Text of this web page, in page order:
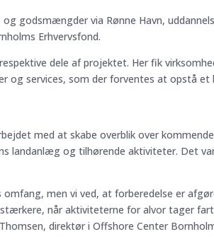
godsmængder via Rønne Havn,
Erhvervsfond.
dele af projektet. Her fik
og services, som der forventes at opstå
med at skabe overblik over
landanlæg og tilhørende aktiviteter. Det
men vi ved, at forberedelse er
når aktiviteterne for alvor tager
direktør i Offshore Center